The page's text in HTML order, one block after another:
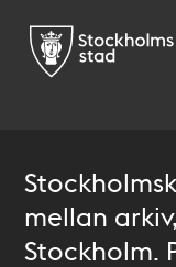
mellan
Stockholm.